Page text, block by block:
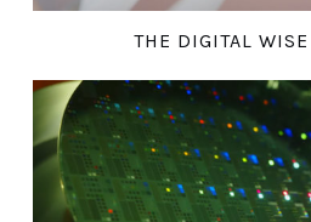
THE DIGITAL